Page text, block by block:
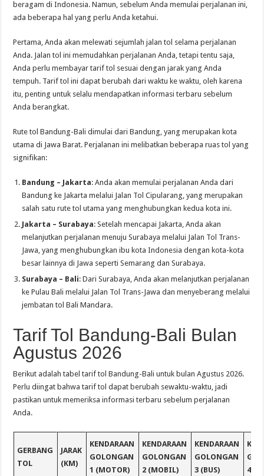
beragam di Indonesia. Namun, sebelum Anda memulai perjalanan ini,
ada beberapa hal yang perlu Anda ketahui.
Pertama, Anda akan melewati sejumlah jalan tol selama perjalanan
Anda. Jalan tol ini memudahkan perjalanan Anda, tetapi tentu saja,
Anda perlu membayar tarif tol sesuai dengan jarak yang Anda
tempuh. Tarif tol ini dapat berubah dari waktu ke waktu, oleh karena
itu, penting untuk selalu mendapatkan informasi terbaru sebelum
Anda berangkat.
Rute tol Bandung-Bali dimulai dari Bandung, yang merupakan kota
utama di Jawa Barat. Perjalanan ini melibatkan beberapa ruas tol yang
signifikan:
Bandung – Jakarta: Anda akan memulai perjalanan Anda dari
Bandung ke Jakarta melalui Jalan Tol Cipularang, yang merupakan
salah satu rute tol utama yang menghubungkan kedua kota ini.
Jakarta – Surabaya: Setelah mencapai Jakarta, Anda akan
melanjutkan perjalanan menuju Surabaya melalui Jalan Tol Trans-
Jawa, yang menghubungkan ibu kota Indonesia dengan kota-kota
besar lainnya di Jawa seperti Semarang dan Surabaya.
Surabaya – Bali: Dari Surabaya, Anda akan melanjutkan perjalanan
ke Pulau Bali melalui Jalan Tol Trans-Jawa dan menyeberang melalui
jembatan tol Bali Mandara.
Tarif Tol Bandung-Bali Bulan
Agustus 2026
Berikut adalah tabel tarif tol Bandung-Bali untuk bulan Agustus 2026.
Perlu diingat bahwa tarif tol dapat berubah sewaktu-waktu, jadi
pastikan untuk memeriksa informasi terbaru sebelum perjalanan
Anda.
GERBANG
TOL
JARAK
(KM)
KENDARAAN
GOLONGAN
1 (MOTOR)
KENDARAAN
GOLONGAN
2 (MOBIL)
KENDARAAN
GOLONGAN
3 (BUS)
4